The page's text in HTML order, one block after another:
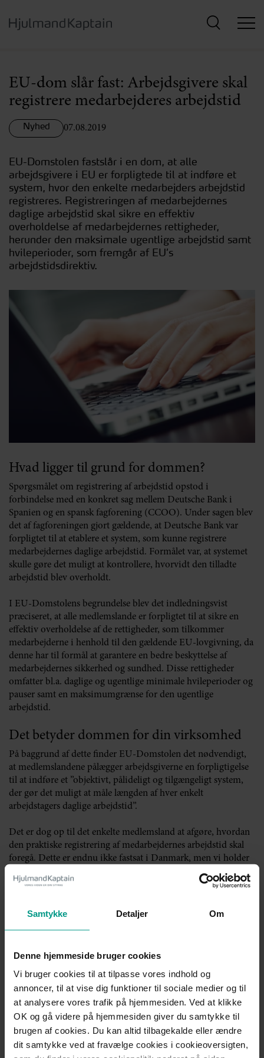
Samtykke Detaljer Om
Denne hjemmeside bruger cookies
Vi bruger cookies til at tilpasse vores indhold og
annoncer, til at vise dig funktioner til sociale medier og til
at analysere vores trafik på hjemmesiden. Ved at klikke
OK og gå videre på hjemmesiden giver du samtykke til
brugen af cookies. Du kan altid tilbagekalde eller ændre
dit samtykke ved at fravælge cookies i cookieoversigten,
hovedindhold
EU-dom slår fast: Arbejdsgivere skal
registrere medarbejderes arbejdstid
Nyhed 07.08.2019
EU-Domstolen fastslår i en dom, at alle
arbejdsgivere i EU er forpligtede til at indføre et
system, hvor den enkelte medarbejders arbejdstid
registreres. Registreringen af medarbejdernes
daglige arbejdstid skal sikre en effektiv
overholdelse af medarbejdernes rettigheder,
herunder den maksimale ugentlige arbejdstid samt
hvileperioder, som fremgår af EU’s
arbejdstidsdirektiv.
Hvad ligger til grund for dommen?
Spørgsmålet om registrering af arbejdstid opstod i
forbindelse med en konkret sag mellem Deutsche Bank i
Spanien og en spansk fagforening (CCOO). Under sagen blev
det af fagforeningen gjort gældende, at Deutsche Bank var
forpligtet til at etablere et system, som kunne registrere
medarbejdernes daglige arbejdstid. Formålet var, at systemet
skulle gøre det muligt at kontrollere, hvorvidt den tilladte
arbejdstid blev overholdt.
I EU-Domstolens begrundelse blev det indledningsvist
præciseret, at alle medlemslande er forpligtet til at sikre en
effektiv overholdelse af de rettigheder, som tilkommer
medarbejderne i henhold til den gældende EU-lovgivning, da
denne har til formål at garantere en bedre beskyttelse af
medarbejdernes sikkerhed og sundhed. Disse rettigheder
omfatter bl.a. daglige og ugentlige minimale hvileperioder og
pauser samt en maksimumgrænse for den ugentlige
arbejdstid.
Det betyder dommen for din virksomhed
På baggrund af dette finder EU-Domstolen det nødvendigt,
at medlemslandene pålægger arbejdsgiverne en forpligtigelse
til at indføre et ”objektivt, pålideligt og tilgængeligt system,
der gør det muligt at måle længden af hver enkelt
arbejdstagers daglige arbejdstid”.
Det er dog op til det enkelte medlemsland at afgøre, hvordan
den praktiske registrering af medarbejdernes arbejdstid skal
foregå. Dette er endnu ikke fastsat i Danmark, men vi holder
arbejdstimer samt selve tidspunktet for udførelsen af arbejdet
bevismidler som vidner, e-mails eller brug af computer og
mobiltelefon ikke være objektivt og pålideligt.
Kontakt os
Har du eller din virksomhed spørgsmål til EU-dommen om
registrering af medarbejderes arbejdstid, er du altid
velkommen til at kontakte os.